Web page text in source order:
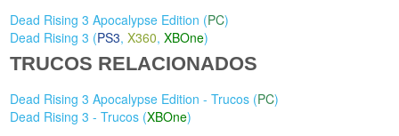
Dead Rising 3 Apocalypse Edition (PC)
Dead Rising 3 (PS3,X360,XBOne)
TRUCOS RELACIONADOS
Dead Rising 3 Apocalypse Edition - Trucos (PC)
Dead Rising 3 - Trucos (XBOne)